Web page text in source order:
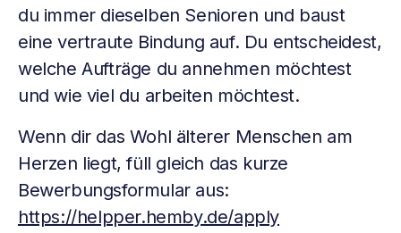
du immer dieselben Senioren und baust
eine vertraute Bindung auf. Du entscheidest,
welche Aufträge du annehmen möchtest
und wie viel du arbeiten möchtest.
Wenn dir das Wohl älterer Menschen am
Herzen liegt, füll gleich das kurze
Bewerbungsformular aus:
https://helpper.hemby.de/apply